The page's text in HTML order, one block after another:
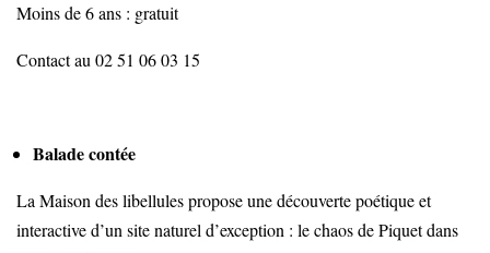
Moins de 6 ans : gratuit
Contact au 02 51 06 03 15
Balade contée
La Maison des libellules propose une découverte poétique et
interactive d’un site naturel d’exception : le chaos de Piquet dans